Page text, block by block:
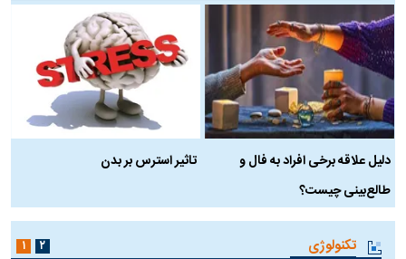
دلیل علاقه برخی افراد به فال و
طالع‌بینی چیست؟
تاثیر استرس بر بدن
تکنولوژی ۱ ۲